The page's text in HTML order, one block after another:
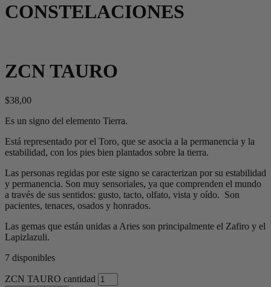
CONSTELACIONES
ZCN TAURO
$38,00
Es un signo del elemento Tierra.
Está representado por el Toro, que se asocia a la permanencia y la
estabilidad, con los pies bien plantados sobre la tierra.
Las personas regidas por este signo se caracterizan por su estabilidad
y permanencia. Son muy sensoriales, ya que comprenden el mundo
a través de sus sentidos: gusto, tacto, olfato, vista y oído. Son
pacientes, tenaces, osados y honrados.
Las gemas que están unidas a Aries son principalmente el Zafiro y el
Lapizlazuli.
7 disponibles
ZCN TAURO cantidad